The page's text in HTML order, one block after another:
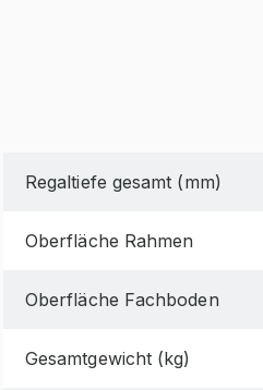
Regaltiefe gesamt (mm)
Oberfläche Rahmen
Oberfläche Fachboden
Gesamtgewicht (kg)